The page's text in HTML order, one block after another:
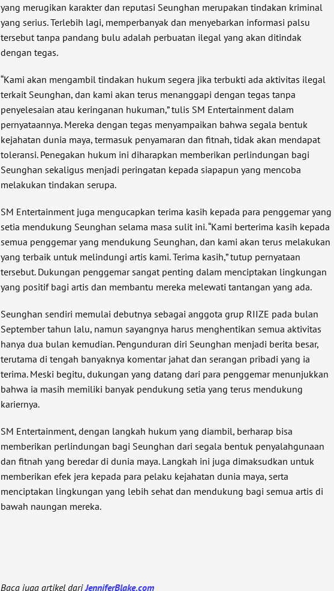
yang merugikan karakter dan reputasi Seunghan merupakan tindakan kriminal
yang serius. Terlebih lagi, memperbanyak dan menyebarkan informasi palsu
tersebut tanpa pandang bulu adalah perbuatan ilegal yang akan ditindak
dengan tegas.
“Kami akan mengambil tindakan hukum segera jika terbukti ada aktivitas ilegal
terkait Seunghan, dan kami akan terus menanggapi dengan tegas tanpa
penyelesaian atau keringanan hukuman,” tulis SM Entertainment dalam
pernyataannya. Mereka dengan tegas menyampaikan bahwa segala bentuk
kejahatan dunia maya, termasuk penyamaran dan fitnah, tidak akan mendapat
toleransi. Penegakan hukum ini diharapkan memberikan perlindungan bagi
Seunghan sekaligus menjadi peringatan kepada siapapun yang mencoba
melakukan tindakan serupa.
SM Entertainment juga mengucapkan terima kasih kepada para penggemar yang
setia mendukung Seunghan selama masa sulit ini. “Kami berterima kasih kepada
semua penggemar yang mendukung Seunghan, dan kami akan terus melakukan
yang terbaik untuk melindungi artis kami. Terima kasih,” tutup pernyataan
tersebut. Dukungan penggemar sangat penting dalam menciptakan lingkungan
yang positif bagi artis dan membantu mereka melewati tantangan yang ada.
Seunghan sendiri memulai debutnya sebagai anggota grup RIIZE pada bulan
September tahun lalu, namun sayangnya harus menghentikan semua aktivitas
hanya dua bulan kemudian. Pengunduran diri Seunghan menjadi berita besar,
terutama di tengah banyaknya komentar jahat dan serangan pribadi yang ia
terima. Meski begitu, dukungan yang datang dari para penggemar menunjukkan
bahwa ia masih memiliki banyak pendukung setia yang terus mendukung
kariernya.
SM Entertainment, dengan langkah hukum yang diambil, berharap bisa
memberikan perlindungan bagi Seunghan dari segala bentuk penyalahgunaan
dan fitnah yang beredar di dunia maya. Langkah ini juga dimaksudkan untuk
memberikan efek jera kepada para pelaku kejahatan dunia maya, serta
menciptakan lingkungan yang lebih sehat dan mendukung bagi semua artis di
bawah naungan mereka.
Baca juga artikel dariJenniferBlake.com